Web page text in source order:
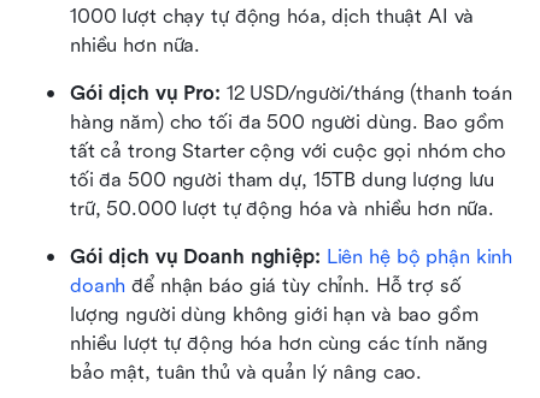
1000 lượt chạy tự động hóa, dịch thuật AI và
nhiều hơn nữa.
Gói dịch vụ Pro: 12 USD/người/tháng (thanh toán
hàng năm) cho tối đa 500 người dùng. Bao gồm
tất cả trong Starter cộng với cuộc gọi nhóm cho
tối đa 500 người tham dự, 15TB dung lượng lưu
trữ, 50.000 lượt tự động hóa và nhiều hơn nữa.
Gói dịch vụ Doanh nghiệp: Liên hệ bộ phận kinh
doanh để nhận báo giá tùy chỉnh. Hỗ trợ số
lượng người dùng không giới hạn và bao gồm
nhiều lượt tự động hóa hơn cùng các tính năng
bảo mật, tuân thủ và quản lý nâng cao.